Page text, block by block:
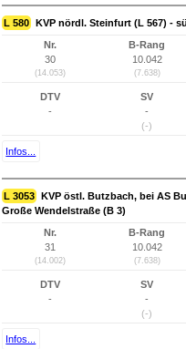
L 580 KVP nördl. Steinfurt (L 567) -
Nr.
30
(14.053)
B-Rang
10.042
(7.638)
DTV
-
SV
-
(-)
Infos...
L 3053 KVP östl. Butzbach, bei AS
Große Wendelstraße (B 3)
Nr.
31
(14.002)
B-Rang
10.042
(7.638)
DTV
-
SV
-
(-)
Infos...